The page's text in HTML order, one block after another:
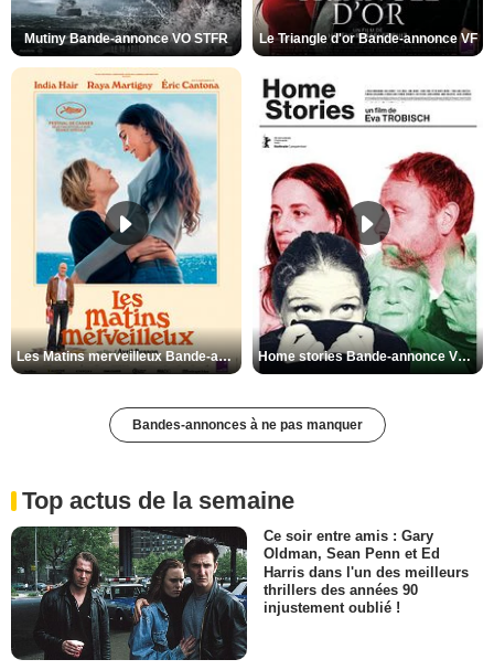
Mutiny Bande-annonce VO STFR Le Triangle d'or Bande-annonce VF
Les Matins merveilleux Bande-annonce VF Home stories Bande-annonce VO STFR
Bandes-annonces à ne pas manquer
Top actus de la semaine
Ce soir entre amis : Gary
Oldman, Sean Penn et Ed
Harris dans l'un des meilleurs
thrillers des années 90
injustement oublié !